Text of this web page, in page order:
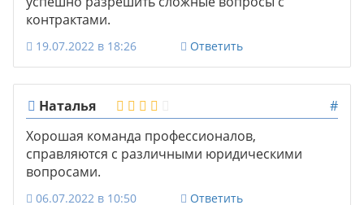
контрактами.
19.07.2022 в 18:26 Ответить
Наталья
#
Хорошая команда профессионалов,
справляются с различными юридическими
вопросами.
06.07.2022 в 10:50 Ответить